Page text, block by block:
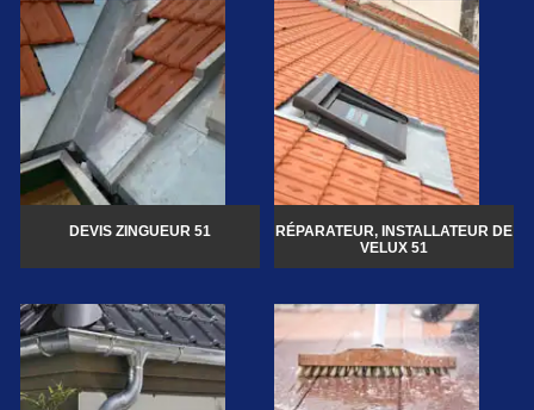
DEVIS ZINGUEUR 51
RÉPARATEUR, INSTALLATEUR DE
VELUX 51